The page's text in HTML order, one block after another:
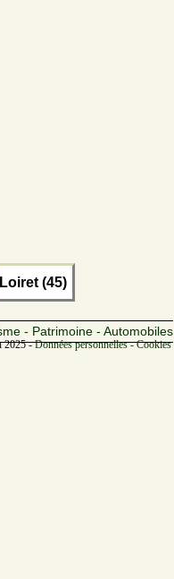
Loiret (45)
- Patrimoine - Automobiles
2025 -Données personnelles -